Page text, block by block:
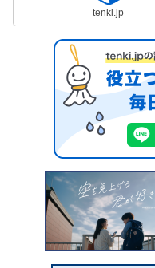
tenki.jp